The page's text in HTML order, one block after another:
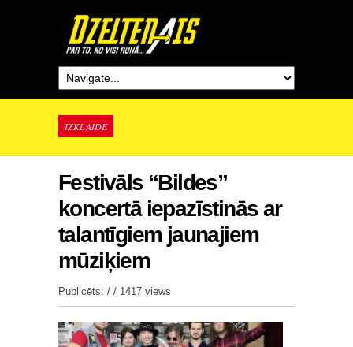
IZKLAIDE
Festivāls “Bildes”
koncertā iepazīstinās ar
talantīgiem jaunajiem
mūziķiem
Publicēts: / / 1417 views